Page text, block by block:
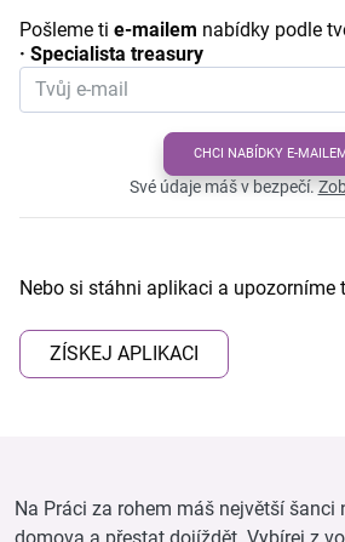
Pošleme ti e-mailem nabídky podle
· Specialista treasury
CHCI NABÍDKY E-
Své údaje máš v bezpečí.
Nebo si stáhni aplikaci a upozorníme
ZÍSKEJ APLIKACI
Na Práci za rohem máš největší
domova a přestat dojíždět. Vybírej z